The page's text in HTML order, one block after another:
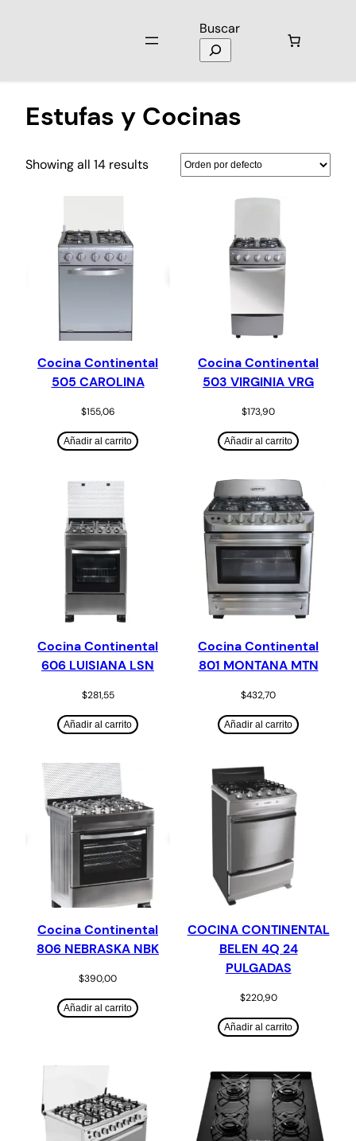
Buscar
Estufas y Cocinas
Showing all 14 results
Cocina Continental
505 CAROLINA
$155,06
Añadir al carrito
Cocina Continental
503 VIRGINIA VRG
$173,90
Añadir al carrito
Cocina Continental
606 LUISIANA LSN
$281,55
Añadir al carrito
Cocina Continental
801 MONTANA MTN
$432,70
Añadir al carrito
Cocina Continental
806 NEBRASKA NBK
$390,00
Añadir al carrito
COCINA CONTINENTAL
BELEN 4Q 24
PULGADAS
$220,90
Añadir al carrito